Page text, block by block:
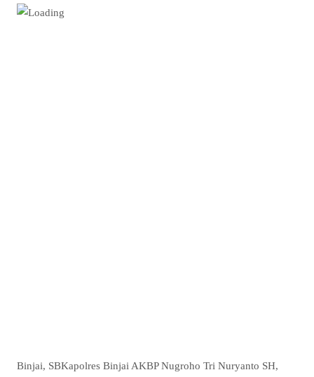
Binjai, SBKapolres Binjai AKBP Nugroho Tri Nuryanto SH,